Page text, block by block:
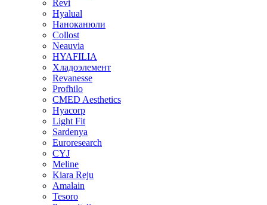
Revi
Hyalual
Наноканюли
Collost
Neauvia
HYAFILIA
Хладоэлемент
Revanesse
Profhilo
CMED Aesthetics
Hyacorp
Light Fit
Sardenya
Euroresearch
CYJ
Meline
Kiara Reju
Amalain
Tesoro